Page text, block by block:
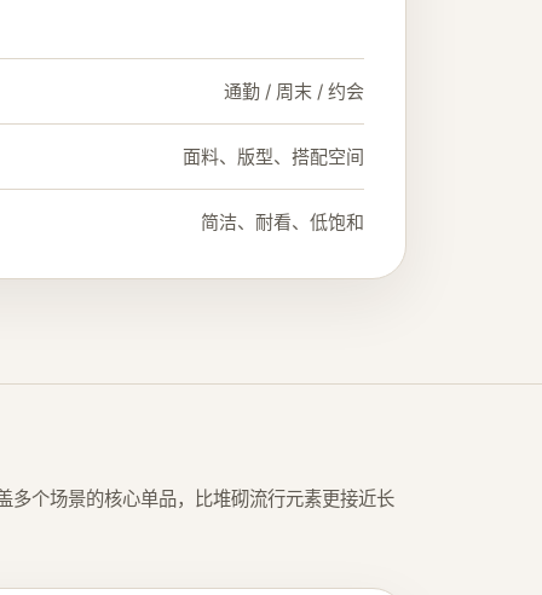
通勤 / 周末 / 约会
面料、版型、搭配空间
简洁、耐看、低饱和
多个场景的核心单品，比堆砌流行元素更接近长